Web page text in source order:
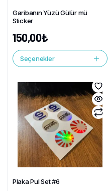
Garibanın Yüzü Gülür mü
Sticker
150,00₺
Seçenekler
Plaka Pul Set #6